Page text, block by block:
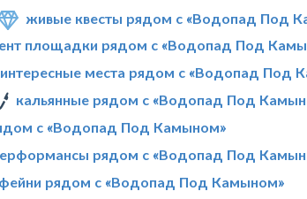
живые квесты рядом с «Водопад Под
площадки рядом с «Водопад Под
интересные места рядом с «Водопад Под
кальянные рядом с «Водопад Под
с «Водопад Под Камыном»
рядом с «Водопад Под
рядом с «Водопад Под Камыном»